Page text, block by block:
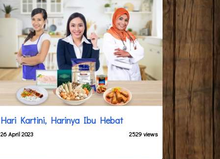
Hari Kartini, Harinya Ibu Hebat
26 April 2023 2529 views